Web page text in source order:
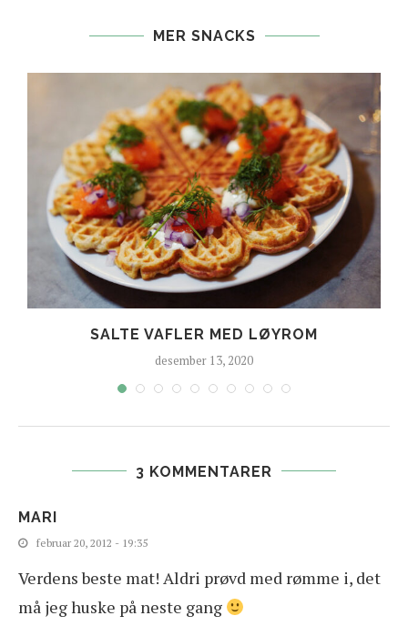
MER SNACKS
SALTE VAFLER MED LØYROM
desember 13, 2020
3 KOMMENTARER
MARI
februar 20, 2012 - 19:35
Verdens beste mat! Aldri prøvd med rømme i, det
må jeg huske på neste gang